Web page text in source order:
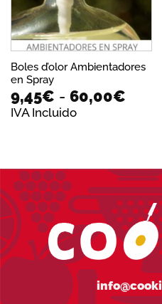
Boles d’olor Ambientadores
en Spray
9,45€ - 60,00€
IVA Incluido